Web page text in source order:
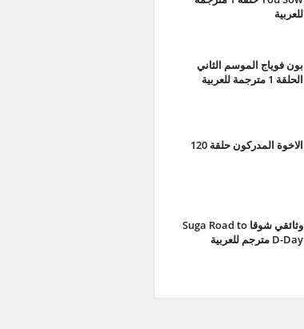
للعربية
بون فوياج الموسم الثاني
الحلقة 1 مترجمة للعربية
الاخوة المدركون حلقة 120
وثائقي شوقا Suga Road to
D-Day مترجم للعربية